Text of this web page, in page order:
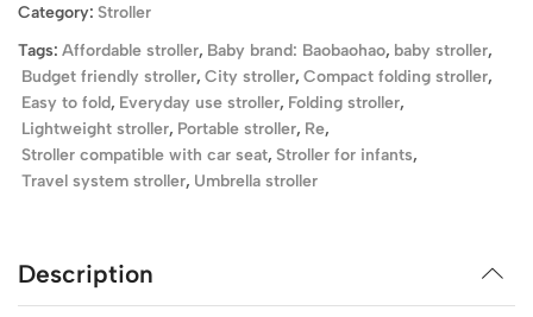
Category: Stroller
Tags: Affordable stroller, Baby brand: Baobaohao, baby stroller,
Budget friendly stroller, City stroller, Compact folding stroller,
Easy to fold, Everyday use stroller, Folding stroller,
Lightweight stroller, Portable stroller, Re,
Stroller compatible with car seat, Stroller for infants,
Travel system stroller, Umbrella stroller
Description